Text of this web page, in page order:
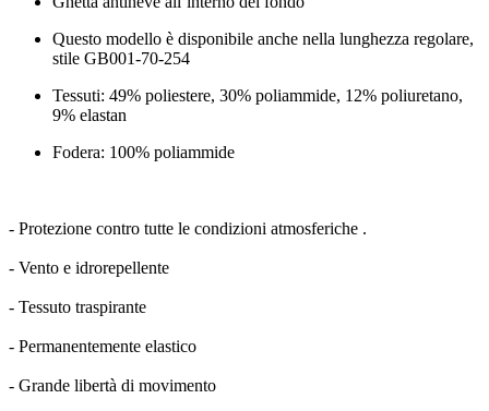
Questo modello è disponibile anche nella lunghezza regolare,
stile GB001‑70‑254
Tessuti: 49% poliestere, 30% poliammide, 12% poliuretano,
9% elastan
Fodera: 100% poliammide
- Protezione contro tutte le condizioni atmosferiche .
- Vento e idrorepellente
- Tessuto traspirante
- Permanentemente elastico
- Grande libertà di movimento